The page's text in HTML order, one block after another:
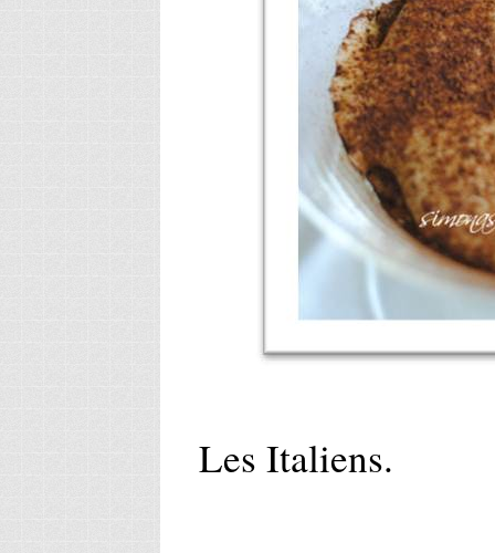
Les Italiens.